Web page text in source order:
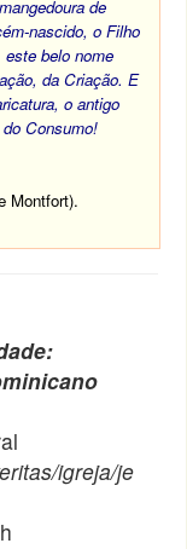
de
nascido, o Filho
este belo nome
da Criação. E
o antigo
Consumo!
Montfort).
igreja/je